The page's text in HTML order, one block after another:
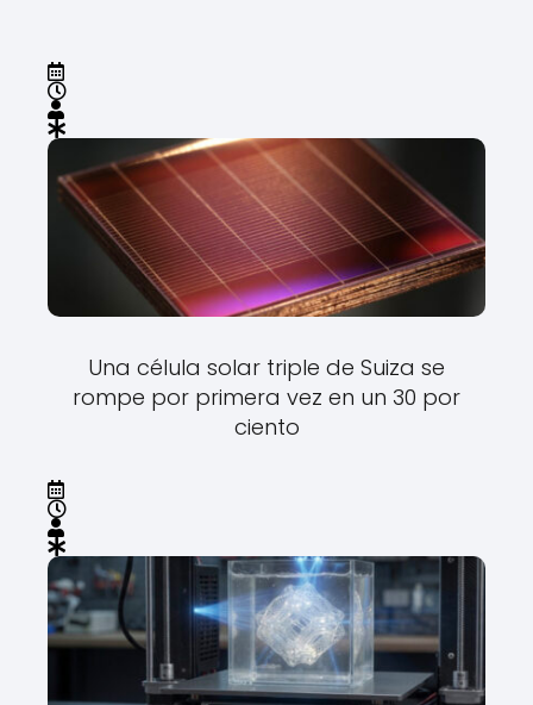
Una célula solar triple de Suiza se
rompe por primera vez en un 30 por
ciento